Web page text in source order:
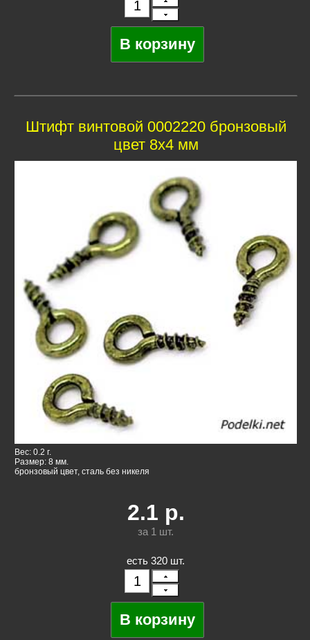
Штифт винтовой 0002220 бронзовый
цвет 8x4 мм
Вес: 0.2 г.
Размер: 8 мм.
бронзовый цвет, сталь без никеля
2.1 р.
за 1 шт.
есть 320 шт.